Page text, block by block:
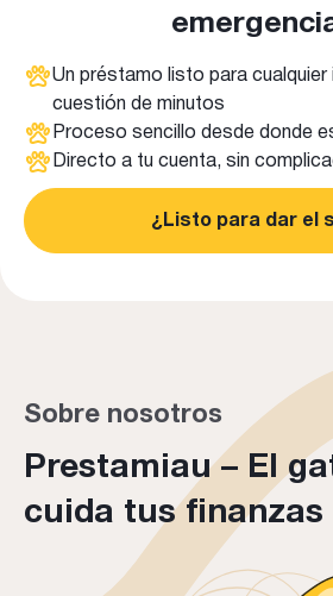
Un préstamo listo para cualquier
cuestión de minutos
Proceso sencillo desde donde
Directo a tu cuenta, sin
¿Listo para dar el
Sobre nosotros
Prestamiau – El
cuida tus finanzas